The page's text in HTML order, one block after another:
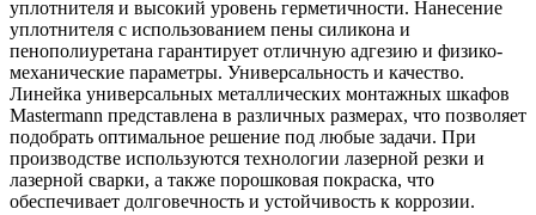
уплотнителя и высокий уровень герметичности. Нанесение
уплотнителя с использованием пены силикона и
пенополиуретана гарантирует отличную адгезию и физико-
механические параметры. Универсальность и качество.
Линейка универсальных металлических монтажных шкафов
Mastermann представлена в различных размерах, что позволяет
подобрать оптимальное решение под любые задачи. При
производстве используются технологии лазерной резки и
лазерной сварки, а также порошковая покраска, что
обеспечивает долговечность и устойчивость к коррозии.